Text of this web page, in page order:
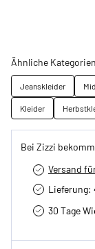
Ähnliche Kategorien
Jeanskleider
Kleider
Bei Zizzi
Versand
Lieferung:
30 Tage